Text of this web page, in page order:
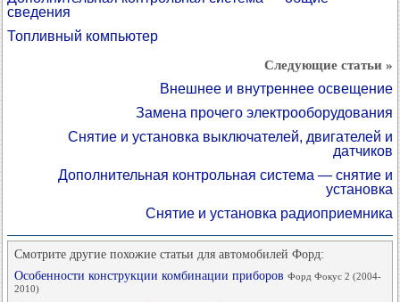
сведения
Топливный компьютер
Следующие статьи »
Внешнее и внутреннее освещение
Замена прочего электрооборудования
Снятие и установка выключателей, двигателей и
датчиков
Дополнительная контрольная система — снятие и
установка
Снятие и установка радиоприемника
Смотрите другие похожие статьи для автомобилей Форд:
Особенности конструкции комбинации приборов Форд Фокус 2 (2004-
2010)